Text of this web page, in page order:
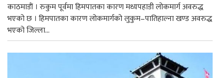
काठमाडाैं । रुकुम पूर्वमा हिमपातका कारण मध्यपहाडी लोकमार्ग अवरुद्ध
भएको छ । हिमपातका कारण लोकमार्गको लुकुम–पातिहाल्ना खण्ड अवरुद्ध
भएको जिल्ला...